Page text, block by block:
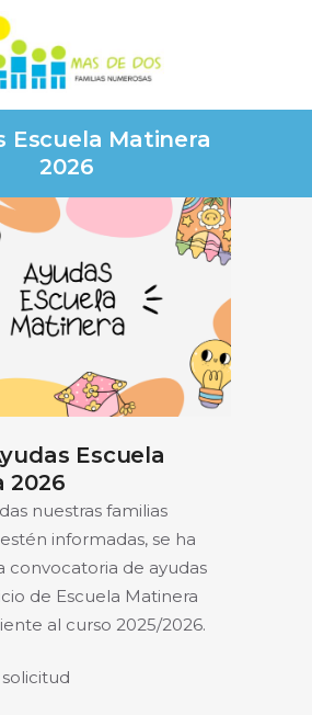
Escuela Matinera
2026
Escuela
2026
nuestras familias
informadas, se ha
convocatoria de ayudas
de Escuela Matinera
al curso 2025/2026.